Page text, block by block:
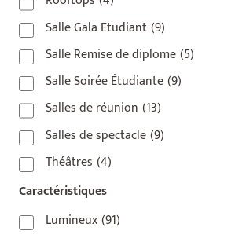
Salle Gala Etudiant(9)
Salle Remise de diplome(5)
Salle Soirée Étudiante(9)
Salles de réunion (13)
Salles de spectacle(9)
Théâtres (4)
Caractéristiques
Lumineux(91)